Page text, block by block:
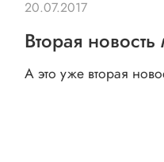
Вторая новость
А это уже вторая
20.07.2017